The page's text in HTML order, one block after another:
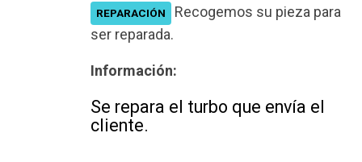
REPARACIÓN
Recogemos su pieza para
ser reparada.
Información:
Se repara el turbo que envía el
cliente.